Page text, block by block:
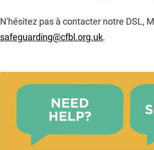
N'hésitez pas à contacter notre DSL,
safeguarding@cfbl.org.uk.